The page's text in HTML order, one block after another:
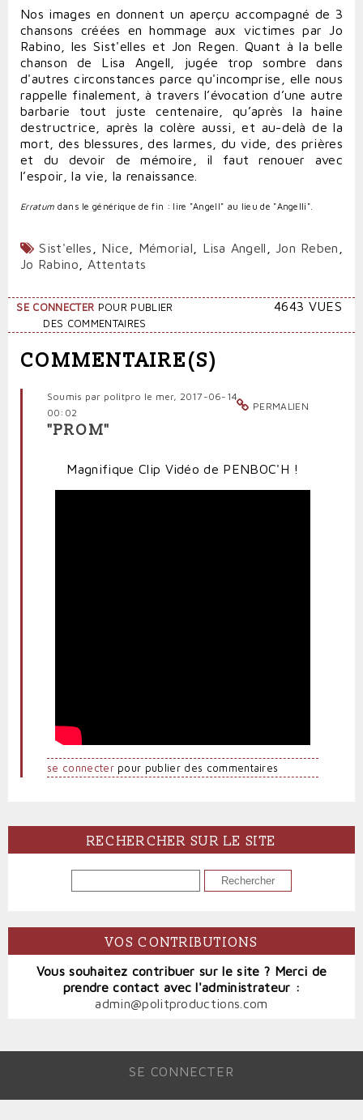
Nos images en donnent un aperçu accompagné de 3
chansons créées en hommage aux victimes par Jo
Rabino, les Sist'elles et Jon Regen. Quant à la belle
chanson de Lisa Angell, jugée trop sombre dans
d'autres circonstances parce qu'incomprise, elle nous
rappelle finalement, à travers l’évocation d’une autre
barbarie tout juste centenaire, qu’après la haine
destructrice, après la colère aussi, et au-delà de la
mort, des blessures, des larmes, du vide, des prières
et du devoir de mémoire, il faut renouer avec
l’espoir, la vie, la renaissance.
Erratum dans le générique de fin : lire "Angell" au lieu de "Angelli".
Sist'elles Nice Mémorial Lisa Angell Jon Reben
Jo Rabino
Attentats
SE CONNECTER POUR PUBLIER
DES COMMENTAIRES
4643 VUES
COMMENTAIRE(S)
PERMALIEN
Soumis par politpro le mer, 2017-06-14
00:02
"PROM"
Magnifique Clip Vidéo de PENBOC'H !
se connecterpour publier des commentaires
RECHERCHER SUR LE SITE
RECHERCHER
VOS CONTRIBUTIONS
Vous souhaitez contribuer sur le site ? Merci de
prendre contact avec l'administrateur :
admin@politproductions.com
SE CONNECTER